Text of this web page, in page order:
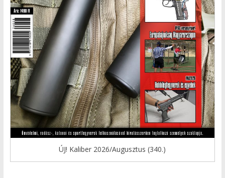
ÚJ! Kaliber 2026/Augusztus (340.)